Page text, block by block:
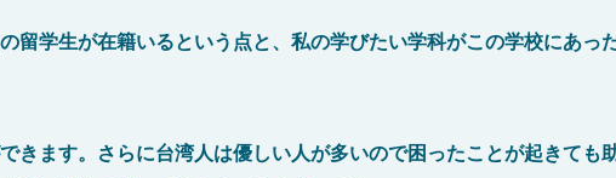
学生が在籍いるという点と、私の学びたい学科がこの学校にあっ
きます。さらに台湾人は優しい人が多いので困ったことが起きても